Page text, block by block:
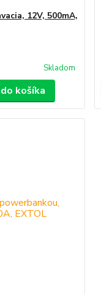
12V, 500mA,
Skladom
košíka